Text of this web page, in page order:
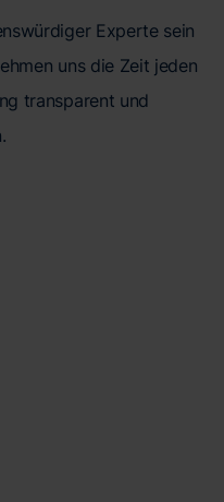
Experte sein
uns die Zeit jeden
transparent und